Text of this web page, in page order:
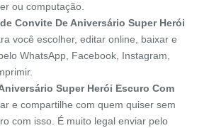
ou computação.
Convite De Aniversário Super Herói
você escolher, editar online, baixar e
WhatsApp, Facebook, Instagram,
Super Herói Escuro Com
e compartilhe com quem quiser sem
com isso. É muito legal enviar pelo